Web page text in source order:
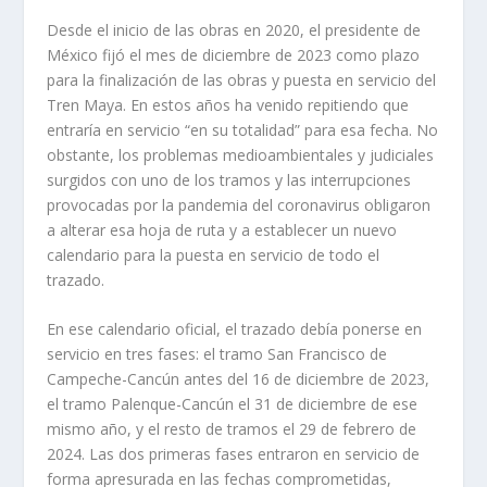
Desde el inicio de las obras en 2020, el presidente de
México fijó el mes de diciembre de 2023 como plazo
para la finalización de las obras y puesta en servicio del
Tren Maya. En estos años ha venido repitiendo que
entraría en servicio “en su totalidad” para esa fecha. No
obstante, los problemas medioambientales y judiciales
surgidos con uno de los tramos y las interrupciones
provocadas por la pandemia del coronavirus obligaron
a alterar esa hoja de ruta y a establecer un nuevo
calendario para la puesta en servicio de todo el
trazado.
En ese calendario oficial, el trazado debía ponerse en
servicio en tres fases: el tramo San Francisco de
Campeche-Cancún antes del 16 de diciembre de 2023,
el tramo Palenque-Cancún el 31 de diciembre de ese
mismo año, y el resto de tramos el 29 de febrero de
2024. Las dos primeras fases entraron en servicio de
forma apresurada en las fechas comprometidas,